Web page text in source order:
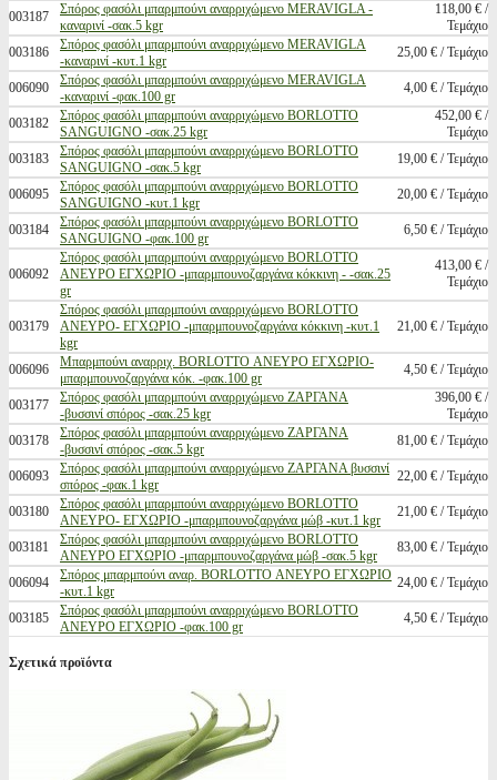
003187
Σπόρος φασόλι μπαρμπούνι αναρριχώμενο MERAVIGLA -
καναρινί -σακ.5 kgr
118,00 € /
Τεμάχιο
003186
Σπόρος φασόλι μπαρμπούνι αναρριχώμενο MERAVIGLA
-καναρινί -κυτ.1 kgr
25,00 € / Τεμάχιο
006090
Σπόρος φασόλι μπαρμπούνι αναρριχώμενο MERAVIGLA
-καναρινί -φακ.100 gr
4,00 € / Τεμάχιο
003182
Σπόρος φασόλι μπαρμπούνι αναρριχώμενο BORLOTTO
SANGUIGNO -σακ.25 kgr
452,00 € /
Τεμάχιο
003183
Σπόρος φασόλι μπαρμπούνι αναρριχώμενο BORLOTTO
SANGUIGNO -σακ.5 kgr
19,00 € / Τεμάχιο
006095
Σπόρος φασόλι μπαρμπούνι αναρριχώμενο BORLOTTO
SANGUIGNO -κυτ.1 kgr
20,00 € / Τεμάχιο
003184
Σπόρος φασόλι μπαρμπούνι αναρριχώμενο BORLOTTO
SANGUIGNO -φακ.100 gr
6,50 € / Τεμάχιο
006092
Σπόρος φασόλι μπαρμπούνι αναρριχώμενο BORLOTTO
ΑΝΕΥΡΟ ΕΓΧΩΡΙΟ -μπαρμπουνοζαργάνα κόκκινη - -σακ.25
gr
413,00 € /
Τεμάχιο
003179
Σπόρος φασόλι μπαρμπούνι αναρριχώμενο BORLOTTO
ΑΝΕΥΡΟ- ΕΓΧΩΡΙΟ -μπαρμπουνοζαργάνα κόκκινη -κυτ.1
kgr
21,00 € / Τεμάχιο
006096
Μπαρμπούνι αναρριχ. BORLOTTO ΑΝΕΥΡΟ ΕΓΧΩΡΙΟ-
μπαρμπουνοζαργάνα κόκ. -φακ.100 gr
4,50 € / Τεμάχιο
003177
Σπόρος φασόλι μπαρμπούνι αναρριχώμενο ΖΑΡΓΑΝΑ
-βυσσινί σπόρος -σακ.25 kgr
396,00 € /
Τεμάχιο
003178
Σπόρος φασόλι μπαρμπούνι αναρριχώμενο ΖΑΡΓΑΝΑ
-βυσσινί σπόρος -σακ.5 kgr
81,00 € / Τεμάχιο
006093
Σπόρος φασόλι μπαρμπούνι αναρριχώμενο ΖΑΡΓΑΝΑ βυσσινί
σπόρος -φακ.1 kgr
22,00 € / Τεμάχιο
003180
Σπόρος φασόλι μπαρμπούνι αναρριχώμενο BORLOTTO
ΑΝΕΥΡΟ- ΕΓΧΩΡΙΟ -μπαρμπουνοζαργάνα μώβ -κυτ.1 kgr
21,00 € / Τεμάχιο
003181
Σπόρος φασόλι μπαρμπούνι αναρριχώμενο BORLOTTO
ΑΝΕΥΡΟ ΕΓΧΩΡΙΟ -μπαρμπουνοζαργάνα μώβ -σακ.5 kgr
83,00 € / Τεμάχιο
006094
Σπόρος μπαρμπούνι αναρ. BORLOTTO ΑΝΕΥΡΟ ΕΓΧΩΡΙΟ
-κυτ.1 kgr
24,00 € / Τεμάχιο
003185
Σπόρος φασόλι μπαρμπούνι αναρριχώμενο BORLOTTO
ΑΝΕΥΡΟ ΕΓΧΩΡΙΟ -φακ.100 gr
4,50 € / Τεμάχιο
Σχετικά προϊόντα